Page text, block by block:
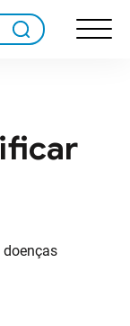
doenças